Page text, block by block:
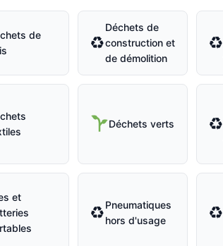
de
♻
Déchets de
construction et
de démolition
♻
Déchets verts ♻
et
♻Pneumatiques
hors d'usage
♻